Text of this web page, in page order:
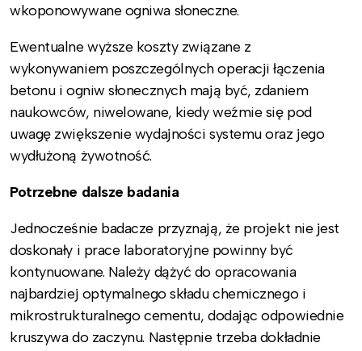
wkoponowywane ogniwa słoneczne.
Ewentualne wyższe koszty związane z
wykonywaniem poszczególnych operacji łączenia
betonu i ogniw słonecznych mają być, zdaniem
naukowców, niwelowane, kiedy weźmie się pod
uwagę zwiększenie wydajności systemu oraz jego
wydłużoną żywotność.
Potrzebne dalsze badania
Jednocześnie badacze przyznają, że projekt nie jest
doskonały i prace laboratoryjne powinny być
kontynuowane. Należy dążyć do opracowania
najbardziej optymalnego składu chemicznego i
mikrostrukturalnego cementu, dodając odpowiednie
kruszywa do zaczynu. Następnie trzeba dokładnie